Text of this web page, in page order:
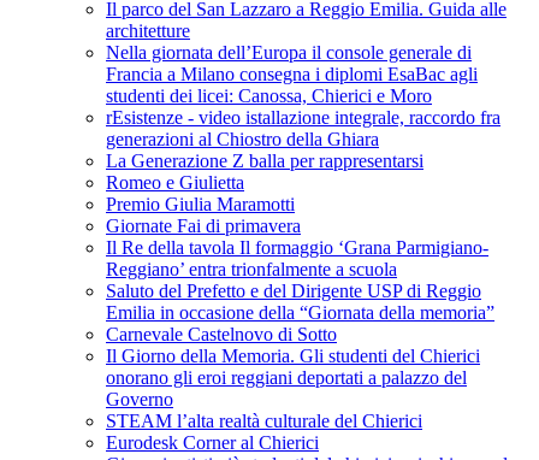
Il parco del San Lazzaro a Reggio Emilia. Guida alle
architetture
Nella giornata dell’Europa il console generale di
Francia a Milano consegna i diplomi EsaBac agli
studenti dei licei: Canossa, Chierici e Moro
rEsistenze - video istallazione integrale, raccordo fra
generazioni al Chiostro della Ghiara
La Generazione Z balla per rappresentarsi
Romeo e Giulietta
Premio Giulia Maramotti
Giornate Fai di primavera
Il Re della tavola Il formaggio ‘Grana Parmigiano-
Reggiano’ entra trionfalmente a scuola
Saluto del Prefetto e del Dirigente USP di Reggio
Emilia in occasione della “Giornata della memoria”
Carnevale Castelnovo di Sotto
Il Giorno della Memoria. Gli studenti del Chierici
onorano gli eroi reggiani deportati a palazzo del
Governo
STEAM l’alta realtà culturale del Chierici
Eurodesk Corner al Chierici